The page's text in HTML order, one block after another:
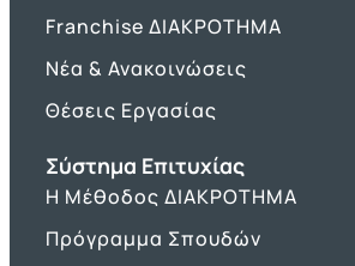
Franchise ΔΙΑΚΡΟΤΗΜΑ
Νέα & Ανακοινώσεις
Θέσεις Εργασίας
Σύστημα Επιτυχίας
Η Μέθοδος ΔΙΑΚΡΟΤΗΜΑ
Πρόγραμμα Σπουδών